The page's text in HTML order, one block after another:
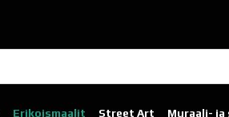
Erikoismaalit Street Art Muraali-